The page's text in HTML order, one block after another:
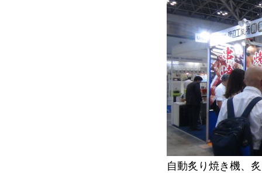
自動炙り焼き機、